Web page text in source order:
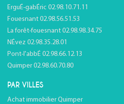
ErguÉ-gabÉric 02.98.10.71.11
Fouesnant 02.98.56.51.53
La forêt-fouesnant 02.98.98.34.75
NÉvez 02.98.35.28.01
Pont-l'abbÉ 02.98.66.12.13
Quimper 02.98.60.70.80
PAR VILLES
Achat immobilier Quimper